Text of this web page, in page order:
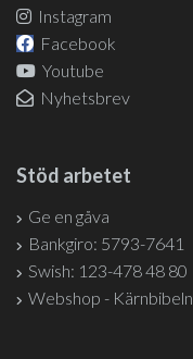
Instagram
Facebook
Youtube
Nyhetsbrev
Stöd arbetet
Ge en gåva
Bankgiro: 5793-7641
Swish: 123-478 48 80
Webshop - Kärnbibeln